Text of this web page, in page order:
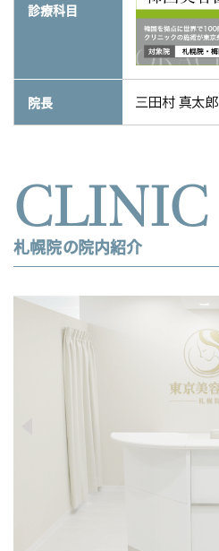
診療科目
院長 
CLINIC
札幌院の院内紹介